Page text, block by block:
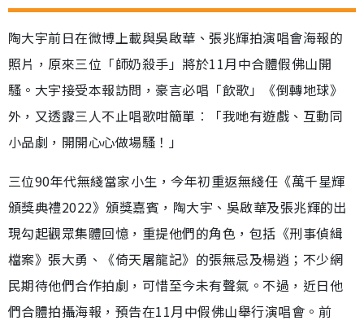
陶大宇前日在微博上載與吳啟華、張兆輝拍演唱會海報的
照片，原來三位「師奶殺手」將於11月中合體假佛山開
騷。大宇接受本報訪問，豪言必唱「飲歌」《倒轉地球》
外，又透露三人不止唱歌咁簡單︰「我哋有遊戲、互動同
小品劇，開開心心做場騷！」
三位90年代無綫當家小生，今年初重返無綫任《萬千星輝
頒獎典禮2022》頒獎嘉賓，陶大宇、吳啟華及張兆輝的出
現勾起觀眾集體回憶，重提他們的角色，包括《刑事偵緝
檔案》張大勇、《倚天屠龍記》的張無忌及楊逍；不少網
民期待他們合作拍劇，可惜至今未有聲氣。不過，近日他
們合體拍攝海報，預告在11月中假佛山舉行演唱會。前